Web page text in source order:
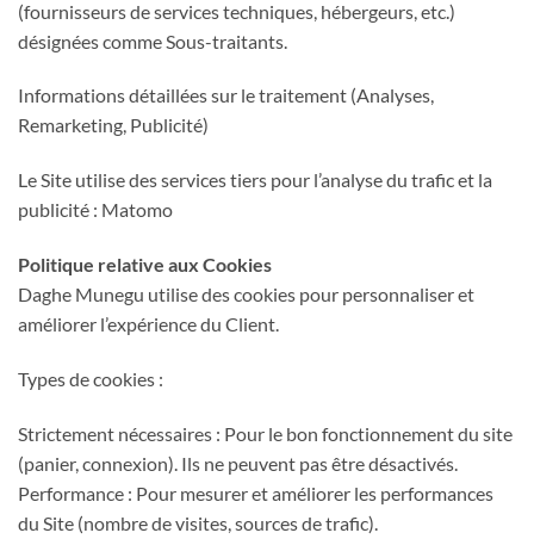
(fournisseurs de services techniques, hébergeurs, etc.)
désignées comme Sous-traitants.
Informations détaillées sur le traitement (Analyses,
Remarketing, Publicité)
Le Site utilise des services tiers pour l’analyse du trafic et la
publicité : Matomo
Politique relative aux Cookies
Daghe Munegu utilise des cookies pour personnaliser et
améliorer l’expérience du Client.
Types de cookies :
Strictement nécessaires : Pour le bon fonctionnement du site
(panier, connexion). Ils ne peuvent pas être désactivés.
Performance : Pour mesurer et améliorer les performances
du Site (nombre de visites, sources de trafic).